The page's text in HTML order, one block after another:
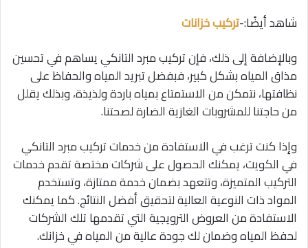
شاهد أيضًا:-تركيب خزانات
وبالإضافة إلى ذلك، فإن تركيب مبرد التانكي يساهم في تحسين
مذاق المياه بشكل كبير، فبفضل تبريد المياه والحفاظ على
نظافتها، نتمكن من الاستمتاع بمياه باردة ولذيذة، وبذلك يقلل
من حاجتنا للمشروبات الغازية الضارة لصحتنا.
وإذا كنت ترغب في الاستفادة من خدمات تركيب مبرد التانكي
في الكويت، يمكنك الحصول على شركات مختصة تقدم خدمات
التركيب المتميزة، وتتعهد بضمان خدمة ممتازة، وتستخدم
المواد ذات النوعية العالية لتحقيق أفضل النتائج. كما يمكنك
الاستفادة من العروض الترويجية التي تقدمها تلك الشركات
لحفظ المياه وضمان لك جودة عالية من المياه في خزانك.